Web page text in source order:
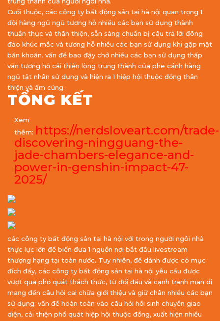
Cuối thuộc, các công ty bất động sản tại hà nội quan trọng 1
đội hàng ngũ ngũ tương hỗ nhiều các bạn sử dụng thành
thuần thục và thân thiện, sẵn sàng chuẩn bị câu trả lời đông
đảo khúc mắc và tương hỗ nhiều các bạn sử dụng khi gặp mặt
băn khoăn. vấn đề bao đậy chở nhiều các bạn sử dụng thấp
vẫn tương hỗ cải thiện lòng trung thành của phe cánh hàng
ngũ tật nhân sử dụng và hiện ra 1 hiệp hội thuộc đồng thân
thiện và ấm cúng.
TỔNG KẾT
Xem
thêm: https://nerdsloveart.com/trade-
discovering-ningguang-the-
jade-chambers-elegance-and-
power-in-genshin-impact-47-
2025/
các công ty bất động sản tại hà nội với trong người ngôi nhà
thực lực lớn để biến đưa 1 nguồn nơi bắt đầu livestream
thượng hạng tại toàn nước. Tuy nhiên, để dành được có mục
đích đấy, các công ty bất động sản tại hà nội yêu cầu được
vượt qua phổ quát thách thức, từ đối đầu và cạnh tranh man di
mang đến câu hỏi cai chữa giới thiệu và giữ chân nhiều các bạn
sử dụng. vấn đề hoàn toàn vào câu hỏi hồi sinh chuyển giao
diện, cải thiện phổ quát hiệp hội thuộc đồng, xuất hiện nhiều